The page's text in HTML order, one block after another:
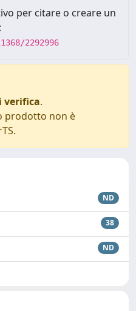
per citare o creare un
2292996
verifica.
prodotto non è
ND
38
ND